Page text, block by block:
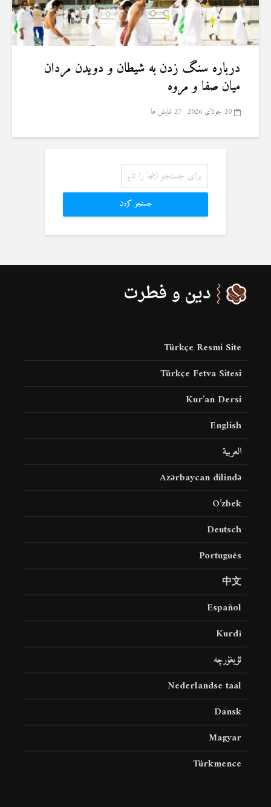
درباره سنگ زدن به شیطان و دویدن مردان
میان صفا و مروه
20 جولای 2026 27 نمایش ها
جستجو کردن
Türkçe Resmi Site
Türkçe Fetva Sitesi
Kur’an Dersi
English
العربية
Azərbaycan dilində
O’zbek
Deutsch
Português
中文
Español
Kurdî
ئۇيغۇرچە
Nederlandse taal
Dansk
Magyar
Türkmence